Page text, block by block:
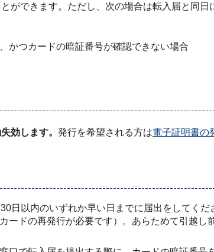
ができます。ただし、次の場合は転入届と同
かつカードの暗証番号が確認できない場合
効します。 発行を希望される方は電子証明書の
日以内のいずれか早い日までに届出をしてくだ
ードの再発行が必要です）。あらためて引越